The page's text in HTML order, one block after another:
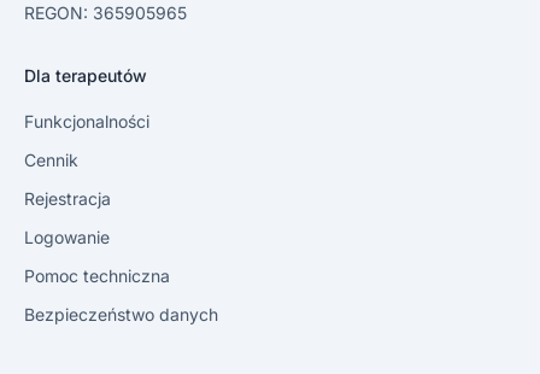
REGON: 365905965
Dla terapeutów
Funkcjonalności
Cennik
Rejestracja
Logowanie
Pomoc techniczna
Bezpieczeństwo danych